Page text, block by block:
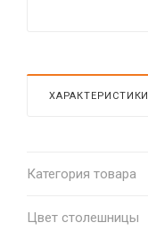
ХАРАКТЕРИСТИКИ
Категория товара
Цвет столешницы